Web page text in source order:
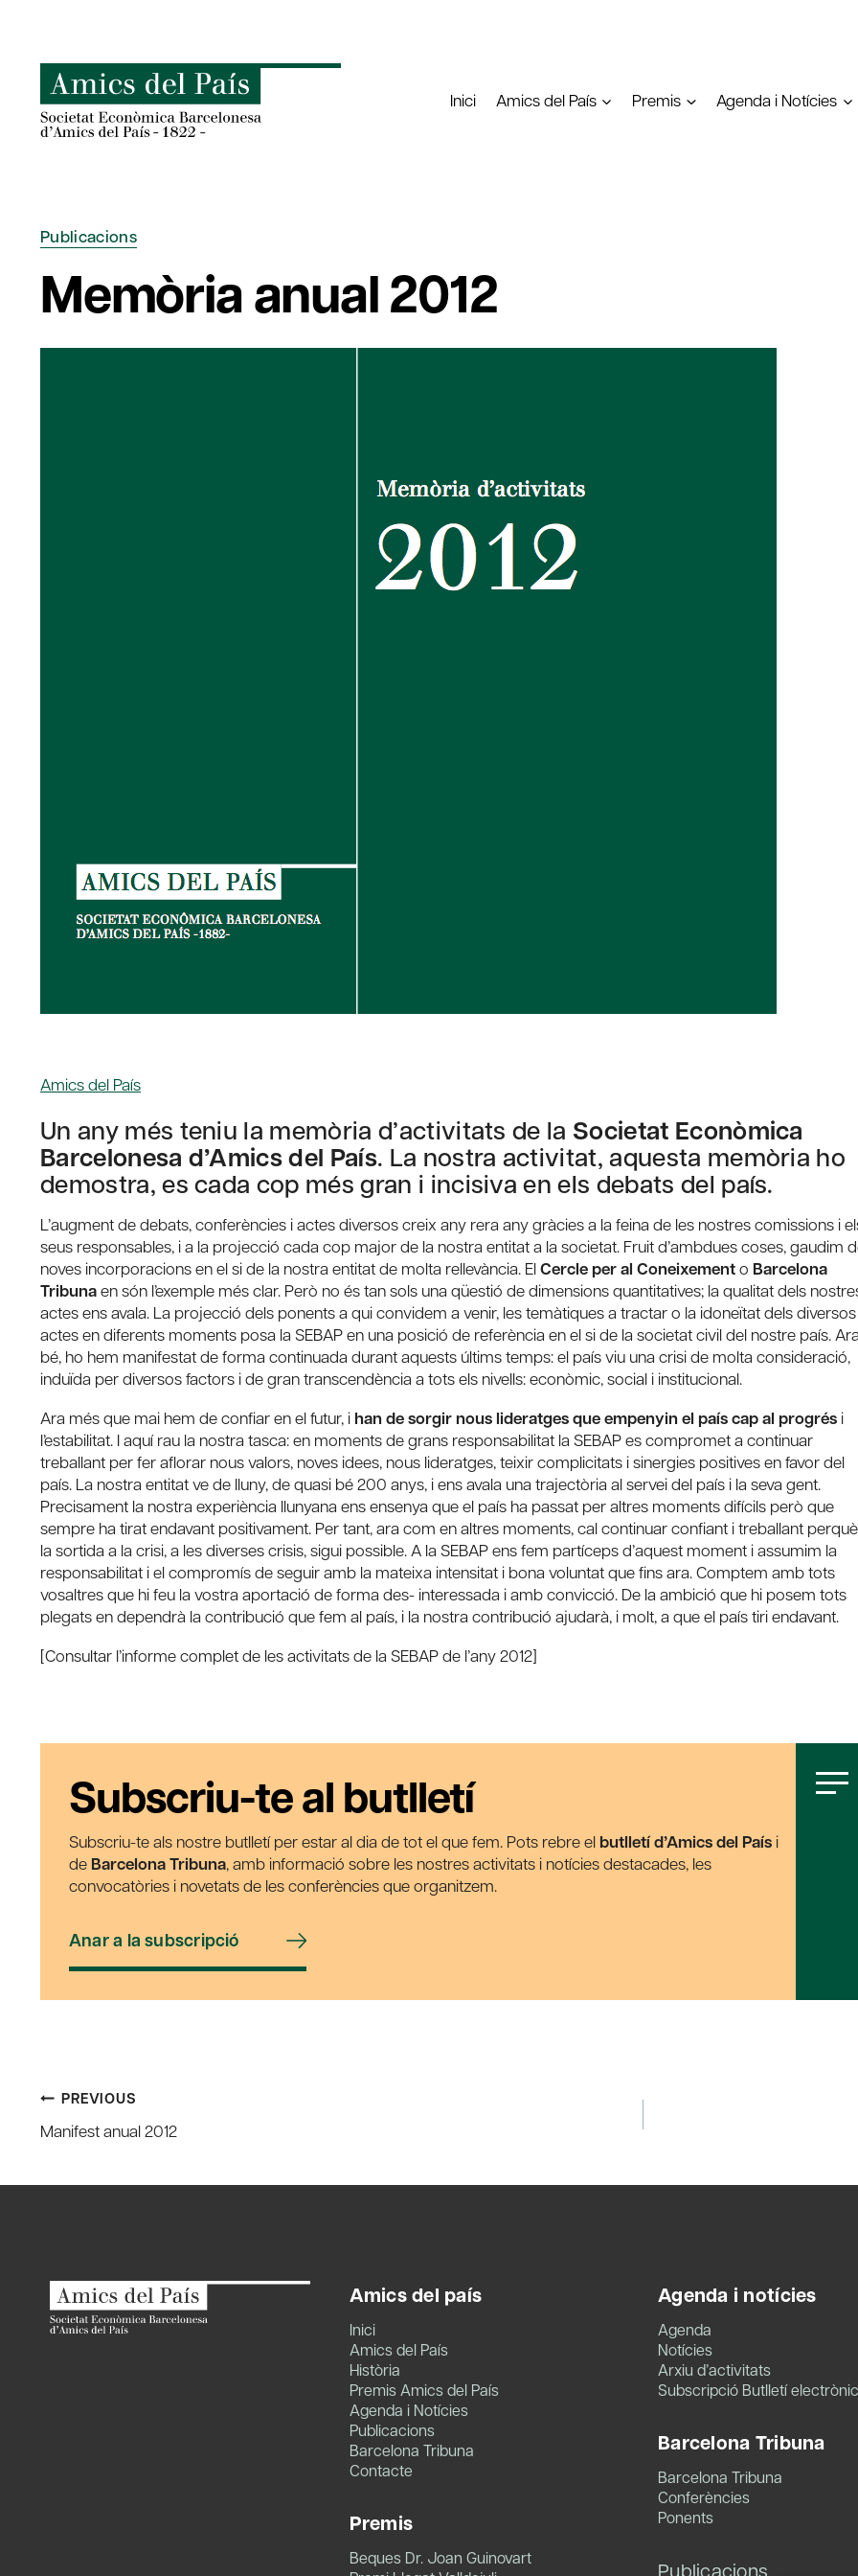
content
Inici
Amics del País Premis Agenda i Notícies
Publicacions
Memòria anual 2012
Amics del País
Un any més teniu la memòria d’activitats de la Societat Econòmica
Barcelonesa d’Amics del País. La nostra activitat, aquesta memòria ho
demostra, es cada cop més gran i incisiva en els debats del país.
L’augment de debats, conferències i actes diversos creix any rera any gràcies a la feina de les nostres comissions i
seus responsables, i a la projecció cada cop major de la nostra entitat a la societat. Fruit d’ambdues coses, gaudim
noves incorporacions en el si de la nostra entitat de molta rellevància. ElCercle per al Coneixemento Barcelona
Tribunaen són l’exemple més clar. Però no és tan sols una qüestió de dimensions quantitatives; la qualitat dels
actes ens avala. La projecció dels ponents a qui convidem a venir, les temàtiques a tractar o la idoneïtat dels diversos
actes en diferents moments posa la SEBAP en una posició de referència en el si de la societat civil del nostre país.
bé, ho hem manifestat de forma continuada durant aquests últims temps: el país viu una crisi de molta consideració,
induïda per diversos factors i de gran transcendència a tots els nivells: econòmic, social i institucional.
Ara més que mai hem de confiar en el futur, i han de sorgir nous lideratges que empenyin el país cap al progrés i
l’estabilitat. I aquí rau la nostra tasca: en moments de grans responsabilitat la SEBAP es compromet a continuar
treballant per fer aflorar nous valors, noves idees, nous lideratges, teixir complicitats i sinergies positives en favor del
país. La nostra entitat ve de lluny, de quasi bé 200 anys, i ens avala una trajectòria al servei del país i la seva gent.
Precisament la nostra experiència llunyana ens ensenya que el país ha passat per altres moments difícils però que
sempre ha tirat endavant positivament. Per tant, ara com en altres moments, cal continuar confiant i treballant perquè
la sortida a la crisi, a les diverses crisis, sigui possible. A la SEBAP ens fem partíceps d’aquest moment i assumim la
responsabilitat i el compromís de seguir amb la mateixa intensitat i bona voluntat que fins ara. Comptem amb tots
vosaltres que hi feu la vostra aportació de forma des- interessada i amb convicció. De la ambició que hi posem tots
plegats en dependrà la contribució que fem al país, i la nostra contribució ajudarà, i molt, a que el país tiri endavant.
[Consultar l’informe complet de les activitats de la SEBAP de l’any 2012]
Subscriu-te al butlletí
Subscriu-te als nostre butlletí per estar al dia de tot el que fem. Pots rebre el butlletí d’Amics del País i
de Barcelona Tribuna, amb informació sobre les nostres activitats i notícies destacades, les
convocatòries i novetats de les conferències que organitzem.
Anar a la subscripció
Post
navigation
PREVIOUS
Manifest anual 2012
Amics del país
Inici
Amics del País
Història
Premis Amics del País
Agenda i Notícies
Publicacions
Barcelona Tribuna
Contacte
Premis
Beques Dr. Joan Guinovart
Agenda i notícies
Agenda
Notícies
Arxiu d’activitats
Subscripció Butlletí electrònic
Barcelona Tribuna
Barcelona Tribuna
Conferències
Ponents
Publicacions